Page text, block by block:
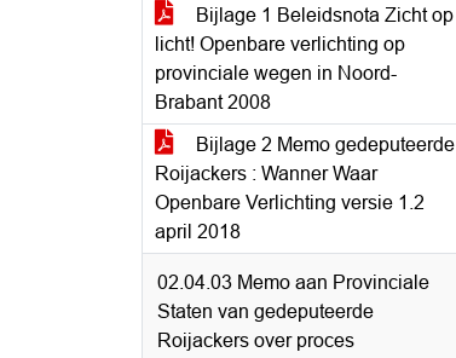
Bijlage 1 Beleidsnota Zicht op
licht! Openbare verlichting op
provinciale wegen in Noord-
Brabant 2008
Bijlage 2 Memo gedeputeerde
Roijackers : Wanner Waar
Openbare Verlichting versie 1.2
april 2018
02.04.03 Memo aan Provinciale
Staten van gedeputeerde
Roijackers over proces